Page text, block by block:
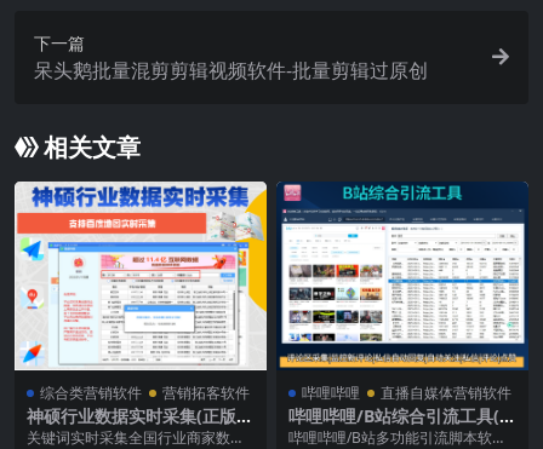
下一篇
呆头鹅批量混剪剪辑视频软件-批量剪辑过原创
相关文章
综合类营销软件 营销拓客软件
神硕行业数据实时采集(正版)-
已接入百度地图/实时采集全国
关键词实时采集全国行业商家数据
哔哩哔哩 直播自媒体营销软件
哔哩哔哩/B站综合引流工具(正
版自动更新)-采集截留|监控|
哔哩哔哩/B站多功能引流脚本软